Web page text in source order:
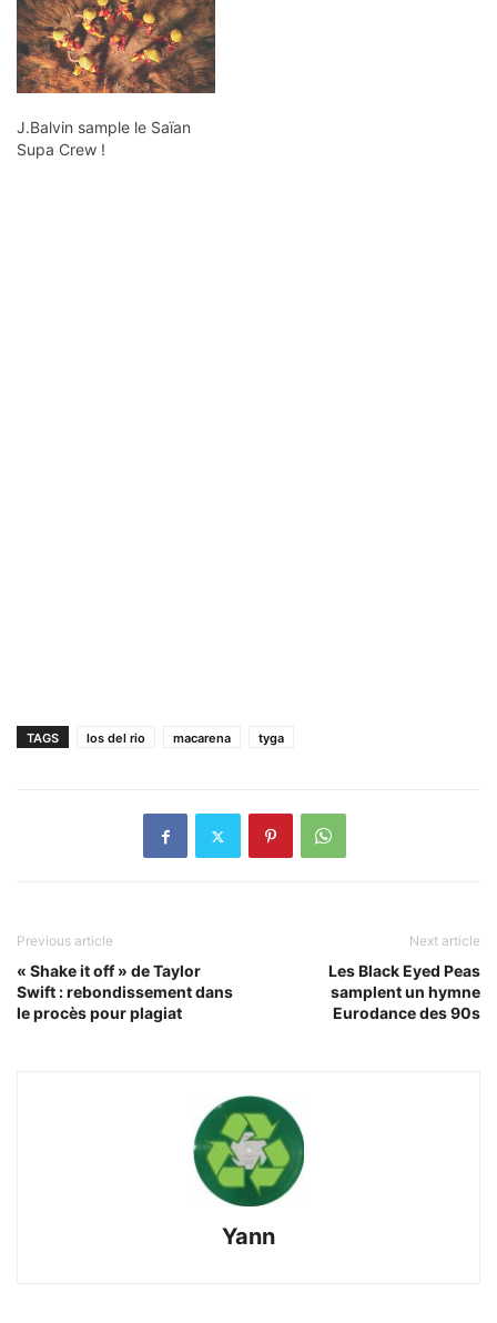
J.Balvin sample le Saïan
Supa Crew !
TAGS los del rio macarena tyga
Previous article
« Shake it off » de Taylor
Swift : rebondissement dans
le procès pour plagiat
Next article
Les Black Eyed Peas
samplent un hymne
Eurodance des 90s
Yann